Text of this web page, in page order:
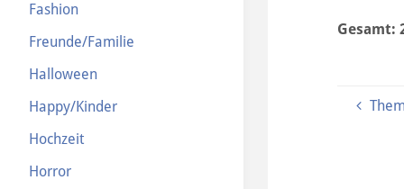
02
05
Gesamt:
Fashion
Freunde/Familie
Halloween
Happy/Kinder
Hochzeit
Horror